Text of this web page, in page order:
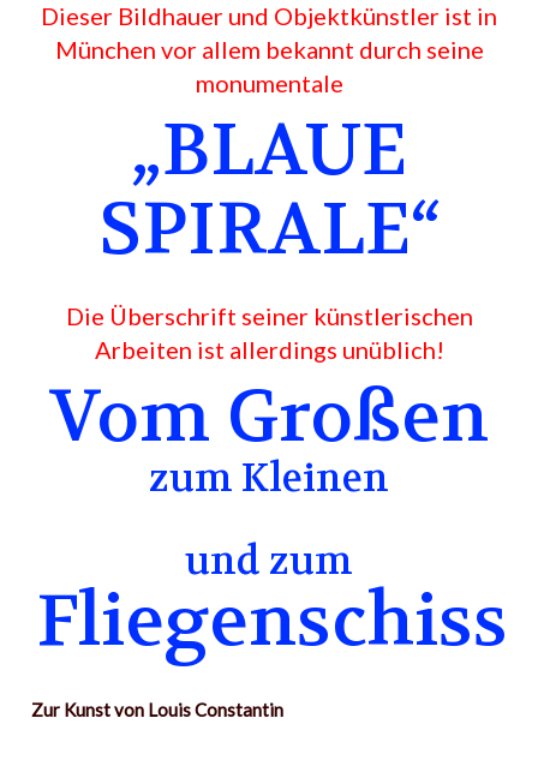
Dieser Bildhauer und Objektkünstler ist in
München vor allem bekannt durch seine
monumentale
„BLAUE
SPIRALE“
Die Überschrift seiner künstlerischen
Arbeiten ist allerdings unüblich!
Vom Großen
zum Kleinen
und zum
Fliegenschiss
Zur Kunst von Louis Constantin